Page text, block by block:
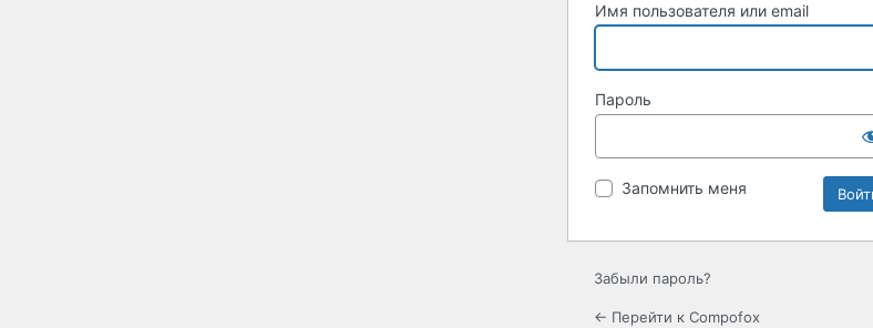
Имя пользователя или email
Пароль
Запомнить меня
Забыли пароль?
← Перейти к Compofox